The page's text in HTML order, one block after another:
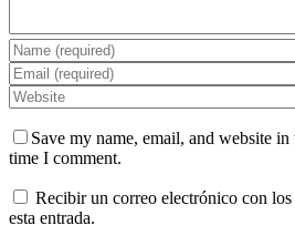
Save my name, email, and website
time I comment.
Recibir un correo electrónico con los
esta entrada.